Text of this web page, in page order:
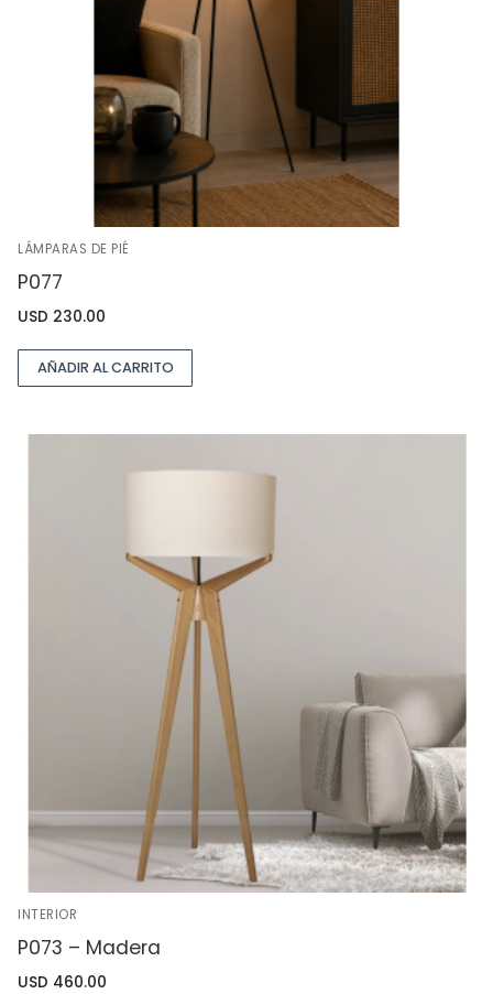
LÁMPARAS DE PIÉ
P077
USD 230.00
AÑADIR AL CARRITO
INTERIOR
P073 – Madera
USD 460.00